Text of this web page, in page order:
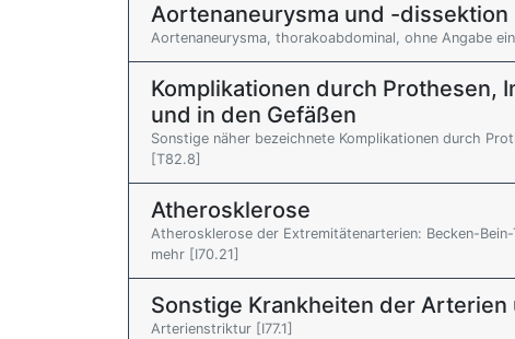
Aortenaneurysma und -dissektion
Aortenaneurysma, thorakoabdominal, ohne Angabe
Komplikationen durch Prothesen,
und in den Gefäßen
Sonstige näher bezeichnete Komplikationen durch
[T82.8]
Atherosklerose
Atherosklerose der Extremitätenarterien: Becken-
mehr [I70.21]
Sonstige Krankheiten der
Arterienstriktur [I77.1]